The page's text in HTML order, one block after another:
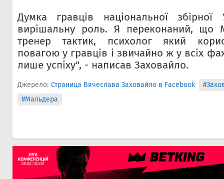
Думка гравців національної збірної
вирішальну роль. Я переконаний, що
тренер тактик, психолог який
повагою у гравців і звичайно ж у всіх
лише успіху", - написав Заховайло.
Джерело: Страница Вячеслава Заховайло в Facebook
#Мальдера